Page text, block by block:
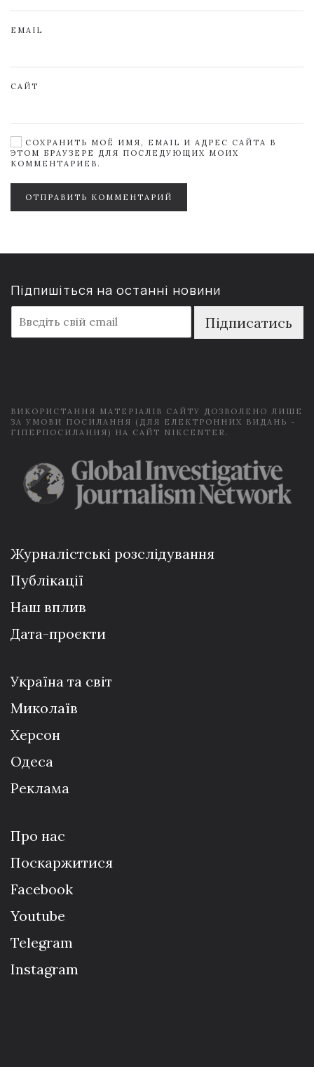
EMAIL
САЙТ
СОХРАНИТЬ МОЁ ИМЯ, EMAIL И АДРЕС САЙТА В
ЭТОМ БРАУЗЕРЕ ДЛЯ ПОСЛЕДУЮЩИХ МОИХ
КОММЕНТАРИЕВ.
ОТПРАВИТЬ КОММЕНТАРИЙ
Підпишіться на останні новини
m
a
Підписатись
ВИКОРИСТАННЯ МАТЕРІАЛІВ САЙТУ ДОЗВОЛЕНО ЛИШЕ
ЗА УМОВИ ПОСИЛАННЯ (ДЛЯ ЕЛЕКТРОННИХ ВИДАНЬ -
ГІПЕРПОСИЛАННЯ) НА САЙТ NIKCENTER.
Журналістські розслідування
Публікації
Наш вплив
Дата-проєкти
Україна та світ
Миколаїв
Херсон
Одеса
Реклама
Про нас
Поскаржитися
Facebook
Youtube
Telegram
Instagram